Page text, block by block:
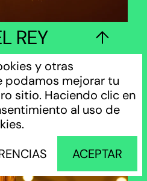
y otras
podamos mejorar tu
sitio. Haciendo clic en
al uso de
ACEPTAR
SOMOS?
REY